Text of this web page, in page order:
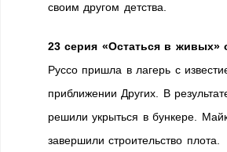
своим другом детства.
23 серия «Остаться в живых»
Руссо пришла в лагерь с
приближении Других. В
решили укрыться в бункере.
завершили строительство плота.